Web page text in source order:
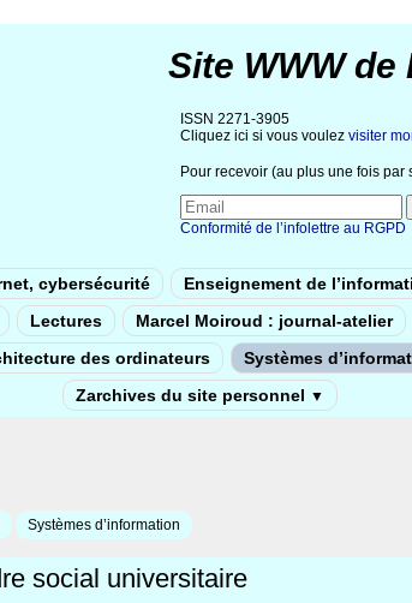
Site WWW
ISSN 2271-3905
Cliquez ici si vous voulez visiter
Pour recevoir (au plus une fois
Conformité de l’infolettre au RGPD
cybersécurité Enseignement de
Lectures Marcel Moiroud : journal-atelier
des ordinateurs Systèmes
Zarchives du site personnel ▼
Systèmes d’information
social universitaire